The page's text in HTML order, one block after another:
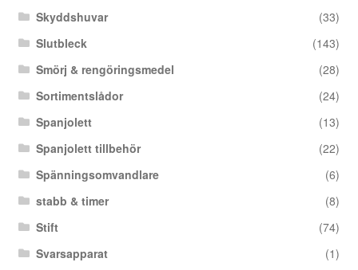
Skyddshuvar
(33)
Slutbleck
(143)
Smörj & rengöringsmedel
(28)
Sortimentslådor
(24)
Spanjolett
(13)
Spanjolett tillbehör
(22)
Spänningsomvandlare
(6)
stabb & timer
(8)
Stift
(74)
Svarsapparat
(1)